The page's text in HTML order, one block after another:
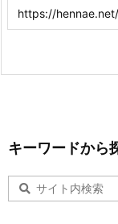
キーワードから